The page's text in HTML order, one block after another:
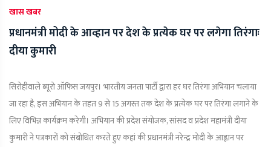
खास खबर
प्रधानमंत्री मोदी के आव्हान पर देश के प्रत्येक घर पर लगेगा तिरंगाः
दीया कुमारी
सिरोहीवाले ब्यूरो ऑफिस जयपुर। भारतीय जनता पार्टी द्वारा हर घर तिरंगा अभियान चलाया
जा रहा है, इस अभियान के तहत 9 से 15 अगस्त तक देश के प्रत्येक घर पर तिरंगा लगाने के
लिए विभिन्न कार्यक्रम करेगी। अभियान की प्रदेश संयोजक, सांसद व प्रदेश महामंत्री दीया
कुमारी ने पत्रकारों को संबोधित करते हुए कहां की प्रधानमंत्री नरेन्द्र मोदी के आह्वान पर